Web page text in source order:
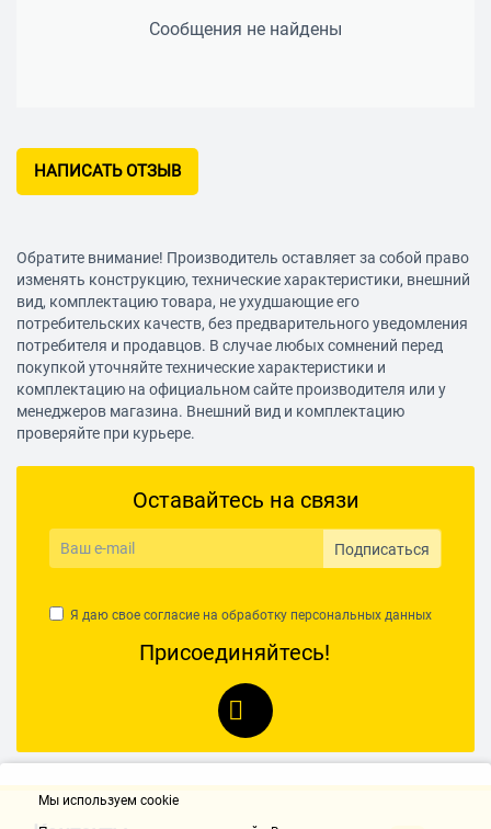
Сообщения не найдены
НАПИСАТЬ ОТЗЫВ
Обратите внимание! Производитель оставляет за собой право
изменять конструкцию, технические характеристики, внешний
вид, комплектацию товара, не ухудшающие его
потребительских качеств, без предварительного уведомления
потребителя и продавцов. В случае любых сомнений перед
покупкой уточняйте технические характеристики и
комплектацию на официальном сайте производителя или у
менеджеров магазина. Внешний вид и комплектацию
проверяйте при курьере.
Оставайтесь на связи
Подписаться
Я даю свое согласие на обработку персональных данных
Присоединяйтесь!
Мы используем cookie